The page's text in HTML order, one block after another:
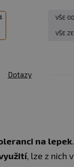
VŠE
VŠE
Dotazy
na lepek
, lze z nich